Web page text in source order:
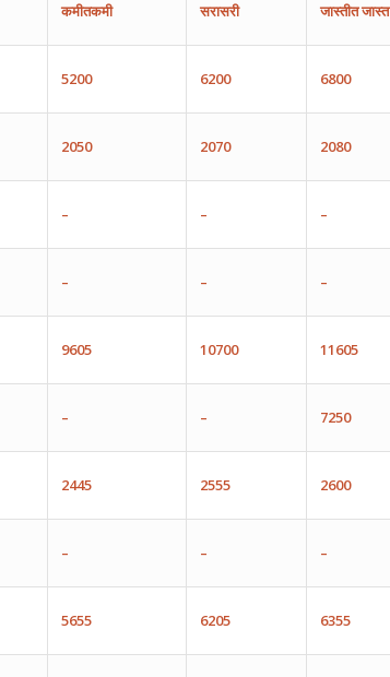
कमीतकमी सरासरी जास्तीतजास्त
5200 6200 6800
2050 2070 2080
– – –
– – –
9605 10700 11605
– – 7250
2445 2555 2600
– – –
5655 6205 6355